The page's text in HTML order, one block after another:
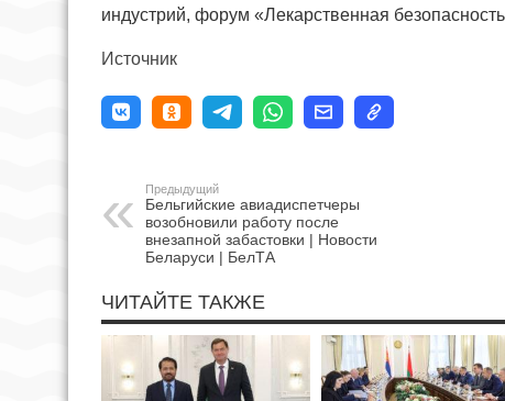
индустрий, форум «Лекарственная
Источник
Предыдущий
Бельгийские авиадиспетчеры
возобновили работу после
внезапной забастовки | Новости
Беларуси | БелТА
ЧИТАЙТЕ ТАКЖЕ